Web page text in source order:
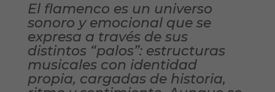
El flamenco es un universo
sonoro y emocional que se
expresa a través de sus
distintos “palos”: estructuras
musicales con identidad
propia, cargadas de historia,